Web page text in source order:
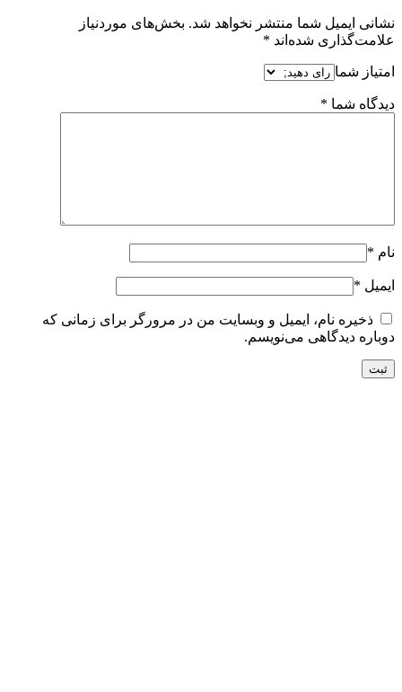
نشانی ایمیل شما منتشر نخواهد شد. بخش‌های موردنیاز
علامت‌گذاری شده‌اند *
امتیاز شما
دیدگاه شما *
نام *
ایمیل *
ذخیره نام، ایمیل و وبسایت من در مرورگر برای زمانی که
دوباره دیدگاهی می‌نویسم.